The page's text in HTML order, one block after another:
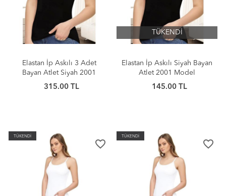
Elastan İp Askılı 3 Adet
Bayan Atlet Siyah 2001
Model
315.00 TL
TÜKENDİ
Elastan İp Askılı Siyah Bayan
Atlet 2001 Model
145.00 TL
TÜKENDİ
favorite_border
TÜKENDİ
favorite_border